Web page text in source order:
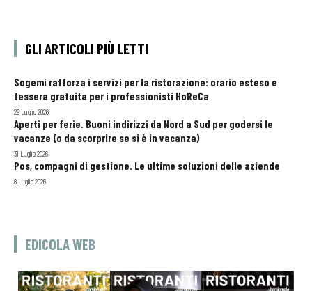
GLI ARTICOLI PIÙ LETTI
Sogemi rafforza i servizi per la ristorazione: orario esteso e
tessera gratuita per i professionisti HoReCa
29 Luglio 2026
Aperti per ferie. Buoni indirizzi da Nord a Sud per godersi le
vacanze (o da scorprire se si è in vacanza)
31 Luglio 2026
Pos, compagni di gestione. Le ultime soluzioni delle aziende
8 Luglio 2026
EDICOLA WEB